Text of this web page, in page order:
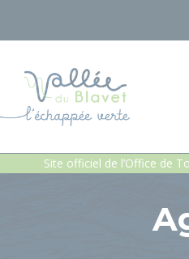
Site officiel de l’Office de